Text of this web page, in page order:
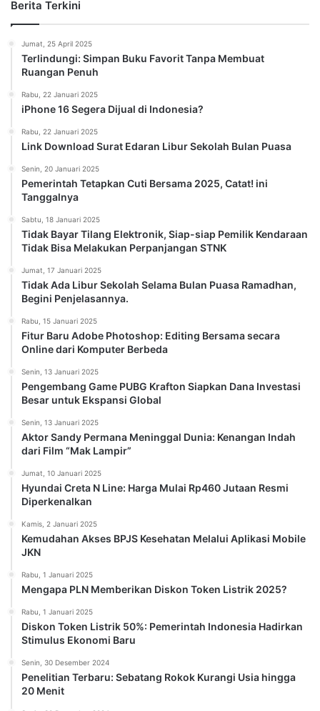
Berita Terkini
Jumat, 25 April 2025
Terlindungi: Simpan Buku Favorit Tanpa Membuat
Ruangan Penuh
Rabu, 22 Januari 2025
iPhone 16 Segera Dijual di Indonesia?
Rabu, 22 Januari 2025
Link Download Surat Edaran Libur Sekolah Bulan Puasa
Senin, 20 Januari 2025
Pemerintah Tetapkan Cuti Bersama 2025, Catat! ini
Tanggalnya
Sabtu, 18 Januari 2025
Tidak Bayar Tilang Elektronik, Siap-siap Pemilik Kendaraan
Tidak Bisa Melakukan Perpanjangan STNK
Jumat, 17 Januari 2025
Tidak Ada Libur Sekolah Selama Bulan Puasa Ramadhan,
Begini Penjelasannya.
Rabu, 15 Januari 2025
Fitur Baru Adobe Photoshop: Editing Bersama secara
Online dari Komputer Berbeda
Senin, 13 Januari 2025
Pengembang Game PUBG Krafton Siapkan Dana Investasi
Besar untuk Ekspansi Global
Senin, 13 Januari 2025
Aktor Sandy Permana Meninggal Dunia: Kenangan Indah
dari Film “Mak Lampir”
Jumat, 10 Januari 2025
Hyundai Creta N Line: Harga Mulai Rp460 Jutaan Resmi
Diperkenalkan
Kamis, 2 Januari 2025
Kemudahan Akses BPJS Kesehatan Melalui Aplikasi Mobile
JKN
Rabu, 1 Januari 2025
Mengapa PLN Memberikan Diskon Token Listrik 2025?
Rabu, 1 Januari 2025
Diskon Token Listrik 50%: Pemerintah Indonesia Hadirkan
Stimulus Ekonomi Baru
Senin, 30 Desember 2024
Penelitian Terbaru: Sebatang Rokok Kurangi Usia hingga
20 Menit